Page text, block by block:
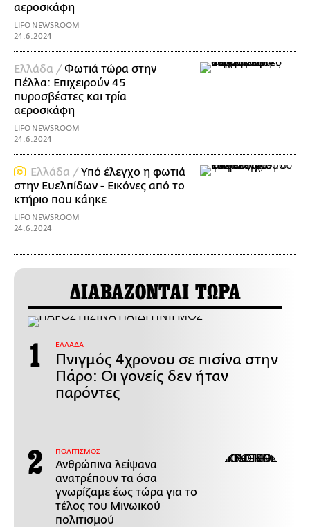
αεροσκάφη
LIFO NEWSROOM
24.6.2024
Ελλάδα /Φωτιά τώρα στην
Πέλλα: Επιχειρούν 45
πυροσβέστες και τρία
αεροσκάφη
LIFO NEWSROOM
24.6.2024
Ελλάδα /Υπό έλεγχο η φωτιά
στην Ευελπίδων - Εικόνες από το
κτήριο που κάηκε
LIFO NEWSROOM
24.6.2024
ΔΙΑΒΑΖΟΝΤΑΙ ΤΩΡΑ
ΕΛΛΑΔΑ
Πνιγμός 4χρονου σε πισίνα στην
Πάρο: Οι γονείς δεν ήταν
παρόντες
ΠΟΛΙΤΙΣΜΟΣ
Ανθρώπινα λείψανα
ανατρέπουν τα όσα
γνωρίζαμε έως τώρα για το
τέλος του Μινωικού
πολιτισμού